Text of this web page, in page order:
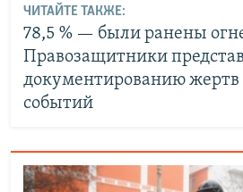
ЧИТАЙТЕ ТАКЖЕ:
78,5 % — были ранены
Правозащитники
документированию жертв
событий